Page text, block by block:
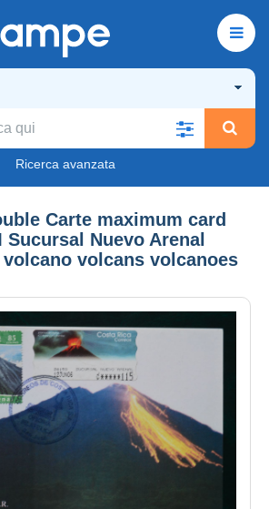
Ricerca avanzata
Carte maximum card
Sucursal Nuevo Arenal
volcans volcanoes